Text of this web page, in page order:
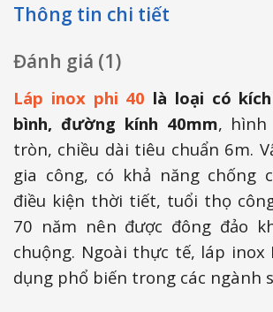
Thông tin chi tiết
Đánh giá (1)
Láp inox phi 40 là loại có
bình, đường kính 40mm, hình
tròn, chiều dài tiêu chuẩn 6m.
gia công, có khả năng chống
điều kiện thời tiết, tuổi thọ
70 năm nên được đông đảo
chuộng. Ngoài thực tế, láp inox
dụng phổ biến trong các ngành